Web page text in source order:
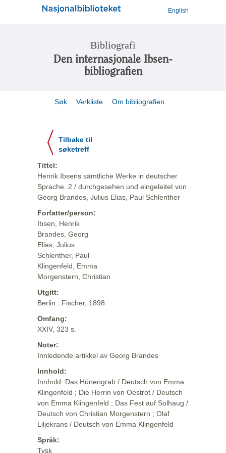
English
Bibliografi
Den internasjonale Ibsen-
bibliografien
Søk Verkliste Om bibliografien
Tilbake til
søketreff
Tittel:
Henrik Ibsens sämtliche Werke in deutscher
Sprache. 2 / durchgesehen und eingeleitet von
Georg Brandes, Julius Elias, Paul Schlenther
Forfatter/person:
Ibsen, Henrik
Brandes, Georg
Elias, Julius
Schlenther, Paul
Klingenfeld, Emma
Morgenstern, Christian
Utgitt:
Berlin : Fischer, 1898
Omfang:
XXIV, 323 s.
Noter:
Innledende artikkel av Georg Brandes
Innhold:
Innhold: Das Hünengrab / Deutsch von Emma
Klingenfeld ; Die Herrin von Oestrot / Deutsch
von Emma Klingenfeld ; Das Fest auf Solhaug /
Deutsch von Christian Morgenstern ; Olaf
Liljekrans / Deutsch von Emma Klingenfeld
Språk:
Tysk